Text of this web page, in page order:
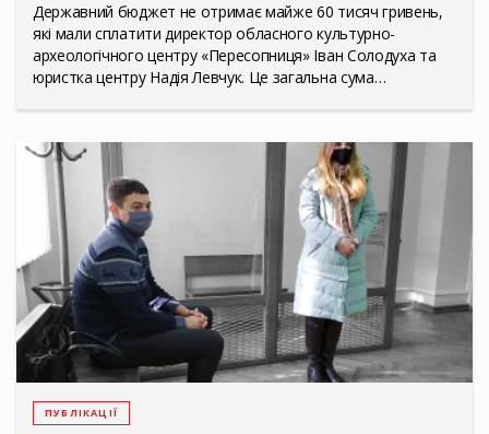
Державний бюджет не отримає майже 60 тисяч гривень,
які мали сплатити директор обласного культурно-
археологічного центру «Пересопниця» Іван Солодуха та
юристка центру Надія Левчук. Це загальна сума…
ПУБЛІКАЦІЇ